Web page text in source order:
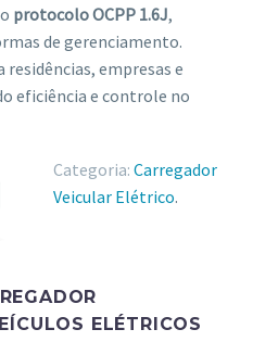
protocolo OCPP 1.6J,
de gerenciamento.
residências, empresas e
eficiência e controle no
Categoria: Carregador
Veicular Elétrico.
ELÉTRICOS